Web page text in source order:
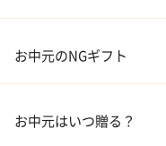
02 兄弟、姉妹
お中元のNGギフト
お中元はいつ贈る？